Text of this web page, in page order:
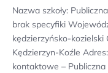
Nazwa szkoły:
brak specyfiki
kędzierzyńsko-kozielski
Kędzierzyn-Koźle
kontaktowe –